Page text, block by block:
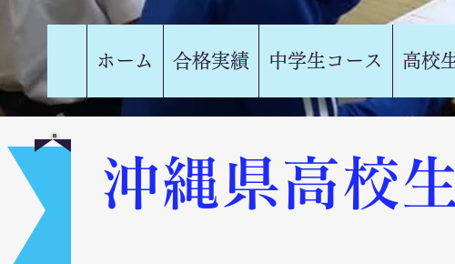
ホーム 合格実績 中学生コース 高校
沖縄県高校